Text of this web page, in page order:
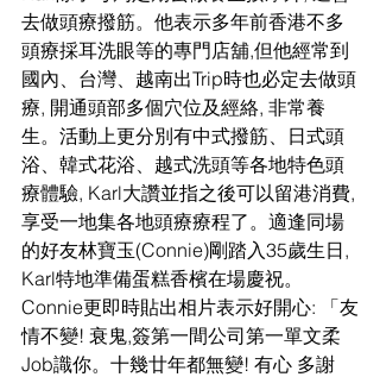
去做頭療撥筋。他表示多年前香港不多
頭療採耳洗眼等的專門店舖,但他經常到
國內、台灣、越南出Trip時也必定去做頭
療, 開通頭部多個穴位及經絡, 非常養
生。活動上更分別有中式撥筋、日式頭
浴、韓式花浴、越式洗頭等各地特色頭
療體驗, Karl大讚並指之後可以留港消費,
享受一地集各地頭療療程了。適逢同場
的好友林寶玉(Connie)剛踏入35歲生日,
Karl特地準備蛋糕香檳在場慶祝。
Connie更即時貼出相片表示好開心: 「友
情不變! 衰鬼,簽第一間公司第一單文柔
Job識你。十幾廿年都無變! 有心 多謝